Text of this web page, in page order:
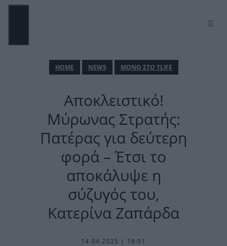
Μετάβαση
ΗΟΜΕ NEWS ΜΟΝΟ ΣΤΟ TL!FE
Αποκλειστικό!
Μύρωνας Στρατής:
Πατέρας για δεύτερη
φορά – Έτσι το
αποκάλυψε η
σύζυγός του,
Κατερίνα Ζαπάρδα
14.04.2025 | 18:01